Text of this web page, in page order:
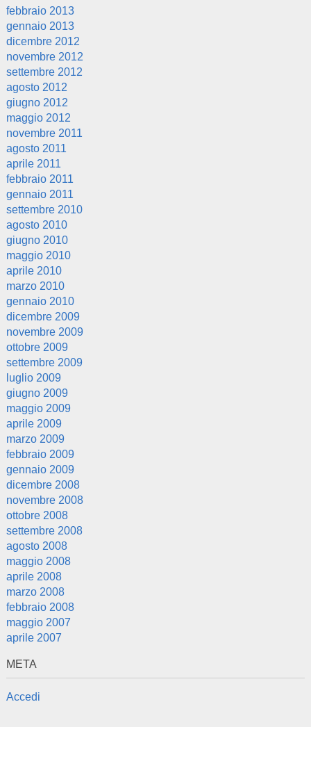
febbraio 2013
gennaio 2013
dicembre 2012
novembre 2012
settembre 2012
agosto 2012
giugno 2012
maggio 2012
novembre 2011
agosto 2011
aprile 2011
febbraio 2011
gennaio 2011
settembre 2010
agosto 2010
giugno 2010
maggio 2010
aprile 2010
marzo 2010
gennaio 2010
dicembre 2009
novembre 2009
ottobre 2009
settembre 2009
luglio 2009
giugno 2009
maggio 2009
aprile 2009
marzo 2009
febbraio 2009
gennaio 2009
dicembre 2008
novembre 2008
ottobre 2008
settembre 2008
agosto 2008
maggio 2008
aprile 2008
marzo 2008
febbraio 2008
maggio 2007
aprile 2007
META
Accedi